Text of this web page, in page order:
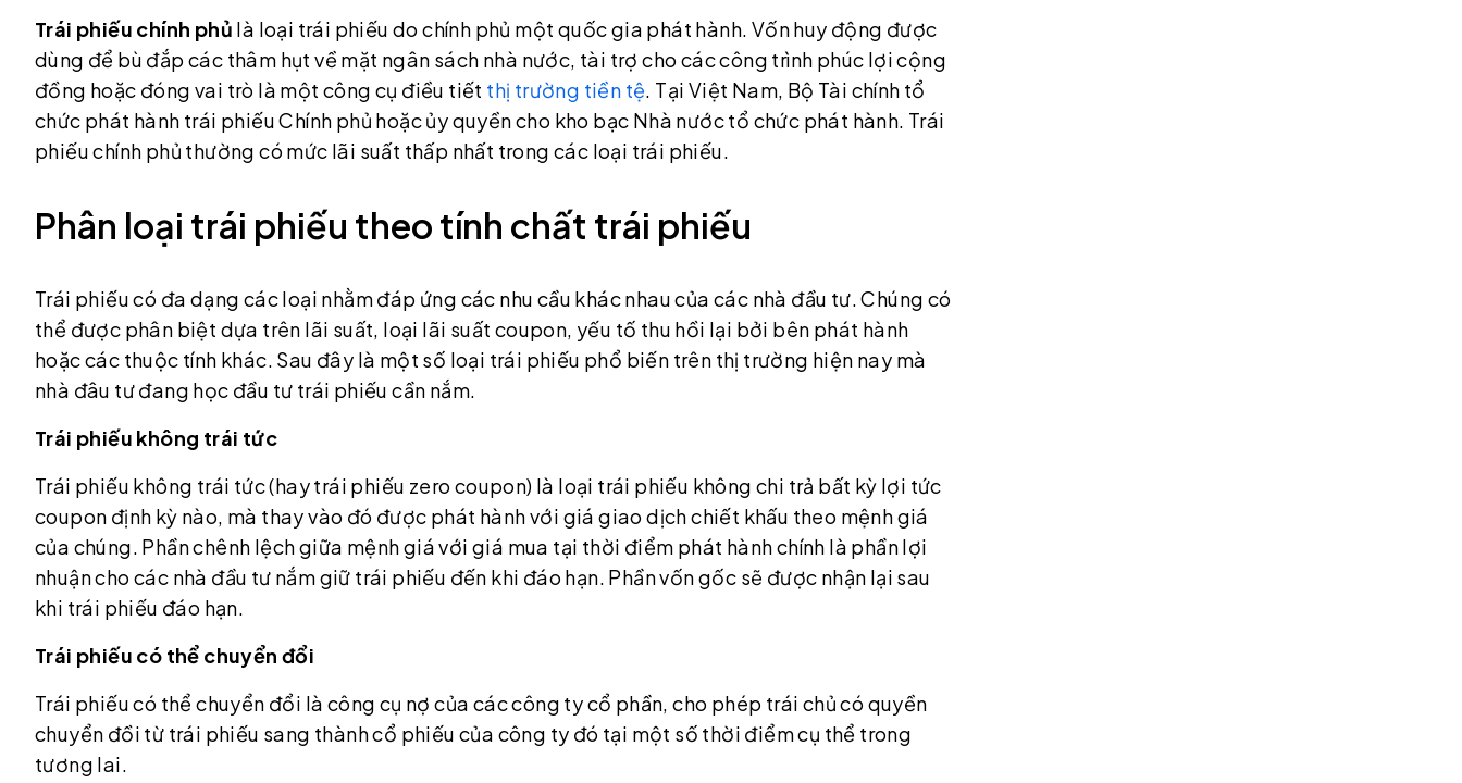
Trái phiếu chính phủ là loại trái phiếu do chính phủ một quốc gia phát hành. Vốn huy động được
dùng để bù đắp các thâm hụt về mặt ngân sách nhà nước, tài trợ cho các công trình phúc lợi cộng
đồng hoặc đóng vai trò là một công cụ điều tiết thị trường tiền tệ . Tại Việt Nam, Bộ Tài chính tổ
chức phát hành trái phiếu Chính phủ hoặc ủy quyền cho kho bạc Nhà nước tổ chức phát hành. Trái
phiếu chính phủ thường có mức lãi suất thấp nhất trong các loại trái phiếu.
Phân loại trái phiếu theo tính chất trái phiếu
Trái phiếu có đa dạng các loại nhằm đáp ứng các nhu cầu khác nhau của các nhà đầu tư. Chúng có
thể được phân biệt dựa trên lãi suất, loại lãi suất coupon, yếu tố thu hồi lại bởi bên phát hành
hoặc các thuộc tính khác. Sau đây là một số loại trái phiếu phổ biến trên thị trường hiện nay mà
nhà đâu tư đang học đầu tư trái phiếu cần nắm.
Trái phiếu không trái tức
Trái phiếu không trái tức (hay trái phiếu zero coupon) là loại trái phiếu không chi trả bất kỳ lợi tức
coupon định kỳ nào, mà thay vào đó được phát hành với giá giao dịch chiết khấu theo mệnh giá
của chúng. Phần chênh lệch giữa mệnh giá với giá mua tại thời điểm phát hành chính là phần lợi
nhuận cho các nhà đầu tư nắm giữ trái phiếu đến khi đáo hạn. Phần vốn gốc sẽ được nhận lại sau
khi trái phiếu đáo hạn.
Trái phiếu có thể chuyển đổi
Trái phiếu có thể chuyển đổi là công cụ nợ của các công ty cổ phần, cho phép trái chủ có quyền
chuyển đồi từ trái phiếu sang thành cổ phiếu của công ty đó tại một số thời điểm cụ thể trong
tương lai.